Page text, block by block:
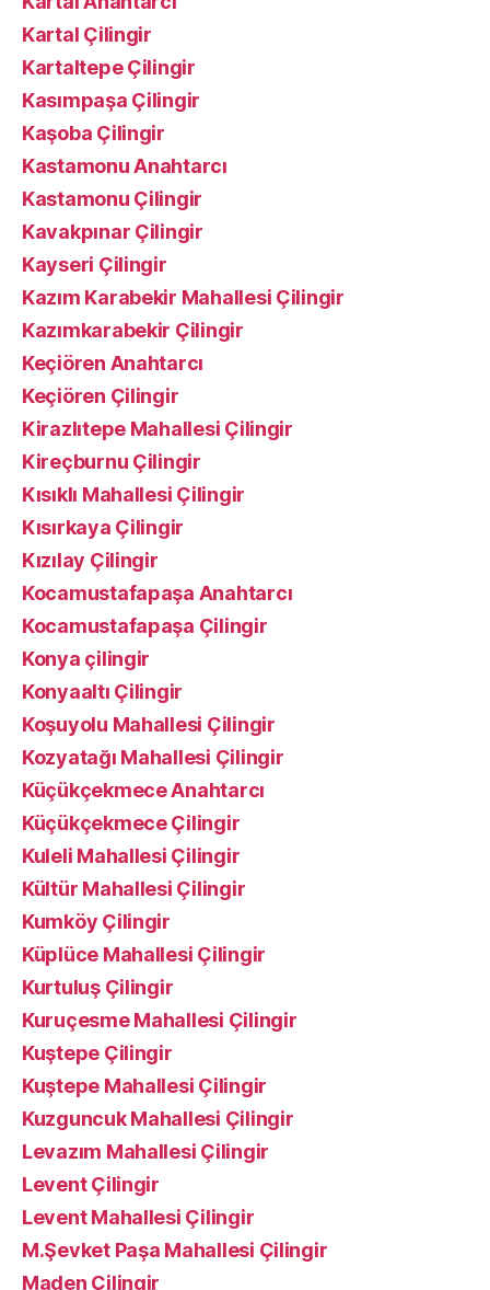
Kartal Çilingir
Kartaltepe Çilingir
Kasımpaşa Çilingir
Kaşoba Çilingir
Kastamonu Anahtarcı
Kastamonu Çilingir
Kavakpınar Çilingir
Kayseri Çilingir
Kazım Karabekir Mahallesi Çilingir
Kazımkarabekir Çilingir
Keçiören Anahtarcı
Keçiören Çilingir
Kirazlıtepe Mahallesi Çilingir
Kireçburnu Çilingir
Kısıklı Mahallesi Çilingir
Kısırkaya Çilingir
Kızılay Çilingir
Kocamustafapaşa Anahtarcı
Kocamustafapaşa Çilingir
Konya çilingir
Konyaaltı Çilingir
Koşuyolu Mahallesi Çilingir
Kozyatağı Mahallesi Çilingir
Küçükçekmece Anahtarcı
Küçükçekmece Çilingir
Kuleli Mahallesi Çilingir
Kültür Mahallesi Çilingir
Kumköy Çilingir
Küplüce Mahallesi Çilingir
Kurtuluş Çilingir
Kuruçesme Mahallesi Çilingir
Kuştepe Çilingir
Kuştepe Mahallesi Çilingir
Kuzguncuk Mahallesi Çilingir
Levazım Mahallesi Çilingir
Levent Çilingir
Levent Mahallesi Çilingir
M.Şevket Paşa Mahallesi Çilingir
Maden Çilingir